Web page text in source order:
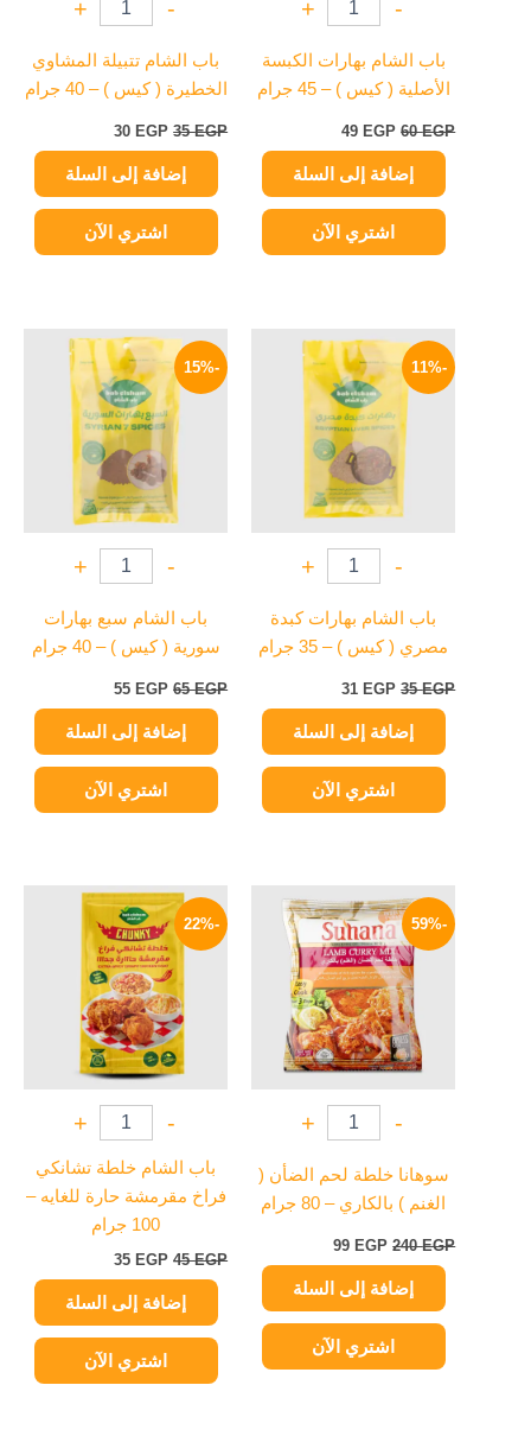
-
+
باب الشام بهارات الكبسة
الأصلية ( كيس ) – 45 جرام
60EGP
49 EGP
إضافة إلى السلة
اشتري الآن
-
+
باب الشام تتبيلة المشاوي
الخطيرة ( كيس ) – 40 جرام
35EGP
30 EGP
إضافة إلى السلة
اشتري الآن
-11%
-
+
باب الشام بهارات كبدة
مصري ( كيس ) – 35 جرام
35EGP
السعر
الأصلي
هو:
35 EGP.
31 EGP
السعر
الحالي
هو:
31 EGP.
إضافة إلى السلة
اشتري الآن
-15%
-
+
باب الشام سبع بهارات
سورية ( كيس ) – 40 جرام
65EGP
السعر
الأصلي
هو:
65 EGP.
55 EGP
السعر
الحالي
هو:
55 EGP.
إضافة إلى السلة
اشتري الآن
-59%
-
+
سوهانا خلطة لحم الضأن (
الغنم ) بالكاري – 80 جرام
240EGP
الأصلي
هو:
240 EGP.
99 EGP
الحالي
هو:
99 EGP.
إضافة إلى السلة
اشتري الآن
-22%
-
+
باب الشام خلطة تشانكي
فراخ مقرمشة حارة للغايه –
100 جرام
45EGP
السعر
الأصلي
هو:
45 EGP.
35 EGP
السعر
هو:
35 EGP.
إضافة إلى السلة
اشتري الآن